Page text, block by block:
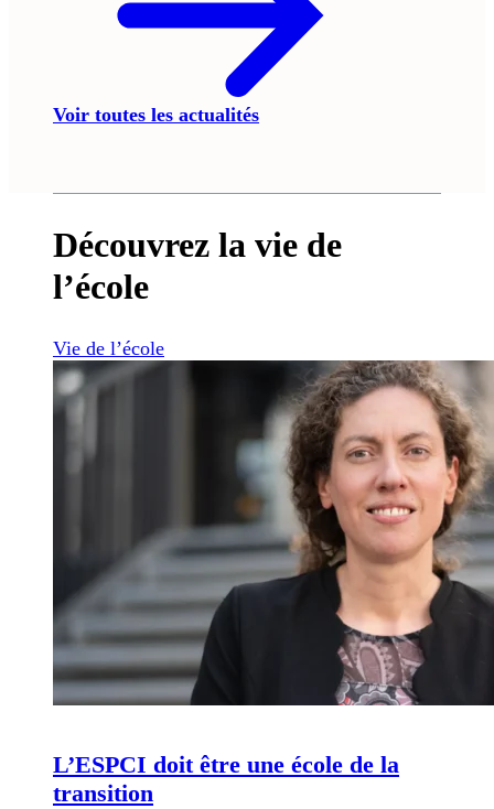
Voir toutes les actualités
Découvrez la vie de
l’école
Vie de l’école
L’ESPCI doit être une école de la
transition